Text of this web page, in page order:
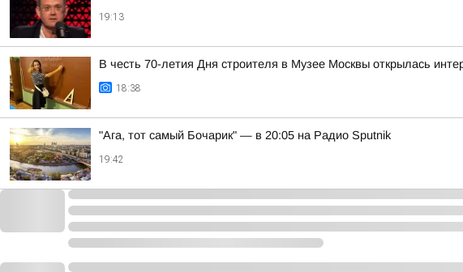
19:13
В честь 70-летия Дня строителя в Музее Москвы открылась
18:38
"Ага, тот самый Бочарик" — в 20:05 на Радио Sputnik
19:42